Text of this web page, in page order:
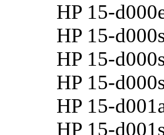
HP 15-
HP 15-
HP 15-
HP 15-
HP 15-
HP 15-